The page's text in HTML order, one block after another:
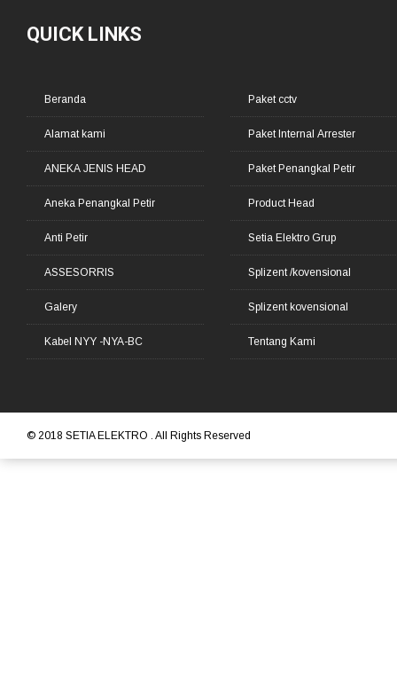
QUICK LINKS
Beranda
Alamat kami
ANEKA JENIS HEAD
Aneka Penangkal Petir
Anti Petir
ASSESORRIS
Galery
Kabel NYY -NYA-BC
Paket cctv
Paket Internal Arrester
Paket Penangkal Petir
Product Head
Setia Elektro Grup
Splizent /kovensional
Splizent kovensional
Tentang Kami
© 2018 SETIA ELEKTRO . All Rights Reserved